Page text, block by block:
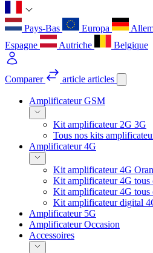
Pays-Bas Europa
Espagne
Autriche Belgique
Comparer article articles
Amplificateur GSM
Kit amplificateur 2G 3G
Tous nos kits
Amplificateur 4G
Kit amplificateur 4G
Kit amplificateur 4G tous
Kit amplificateur 4G
Kit amplificateur digital
Amplificateur 5G
Amplificateur Occasion
Accessoires